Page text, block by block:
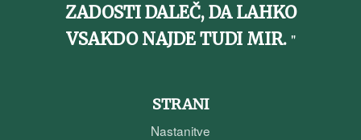
ZADOSTI DALEČ, DA LAHKO
VSAKDO NAJDE TUDI MIR.
STRANI
Nastanitve